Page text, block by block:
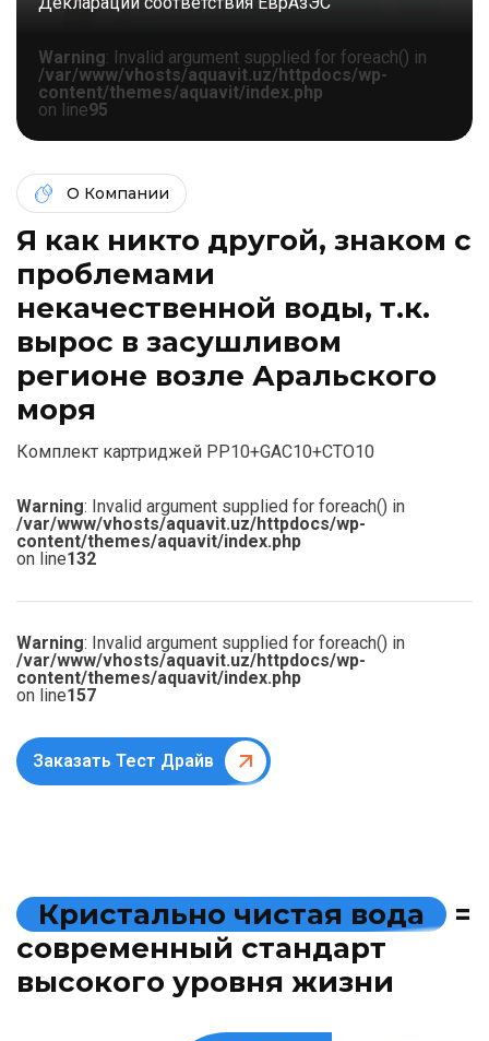
Warning: Invalid argument supplied for foreach() in
/var/www/vhosts/aquavit.uz/httpdocs/wp-
content/themes/aquavit/index.php
on line95
О Компании
Я как никто другой, знаком c
проблемами
некачественной воды, т.к.
вырос в засушливом
регионе возле Аральского
моря
Комплект картриджей PP10+GAC10+CTO10
Warning: Invalid argument supplied for foreach() in
/var/www/vhosts/aquavit.uz/httpdocs/wp-
content/themes/aquavit/index.php
on line132
Warning: Invalid argument supplied for foreach() in
/var/www/vhosts/aquavit.uz/httpdocs/wp-
content/themes/aquavit/index.php
on line157
Заказать Тест Драйв
Кристально чистая вода
=
современный стандарт
высокого уровня жизни